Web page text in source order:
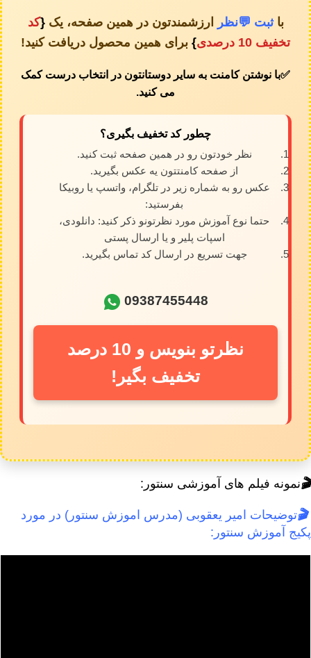
باثبت 💬نظر ارزشمندتون در همین صفحه، یک{کد
تخفیف 10 درصدی
} برای همین محصول دریافت کنید!
✅️با نوشتن کامنت به سایر دوستانتون در انتخاب درست کمک
می کنید.
چطور کد تخفیف بگیری؟
نظر خودتون رو در همین صفحه ثبت کنید.
از صفحه کامنتتون یه عکس بگیرید.
عکس رو به شماره زیر در تلگرام، واتسپ یا روبیکا
بفرستید:
حتما نوع آموزش مورد نظرتونو ذکر کنید: دانلودی،
اسپات پلیر و یا ارسال پستی
جهت تسریع در ارسال کد تماس بگیرید.
09387455448
نظرتو بنویس و 10 درصد
تخفیف بگیر!
🎬نمونه فیلم های آموزشی سنتور:
🎬توضیحات امیر یعقوبی (مدرس اموزش سنتور) در مورد
پکیج آموزش سنتور: